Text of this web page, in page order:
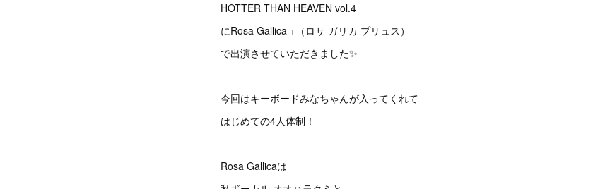
HOTTER THAN HEAVEN vol.4
にRosa Gallica +（ロサ ガリカ プリュス）
で出演させていただきました✨
今回はキーボードみなちゃんが入ってくれて
はじめての4人体制！
Rosa Gallicaは